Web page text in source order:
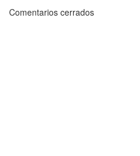
Comentarios cerrados